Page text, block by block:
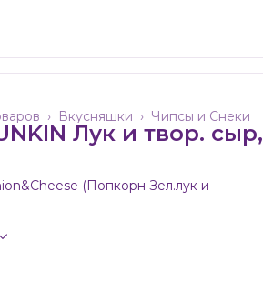
Чипсы и Снеки
Вкусняшки ›
›
Лук и твор. сыр,
(Попкорн Зел.лук и